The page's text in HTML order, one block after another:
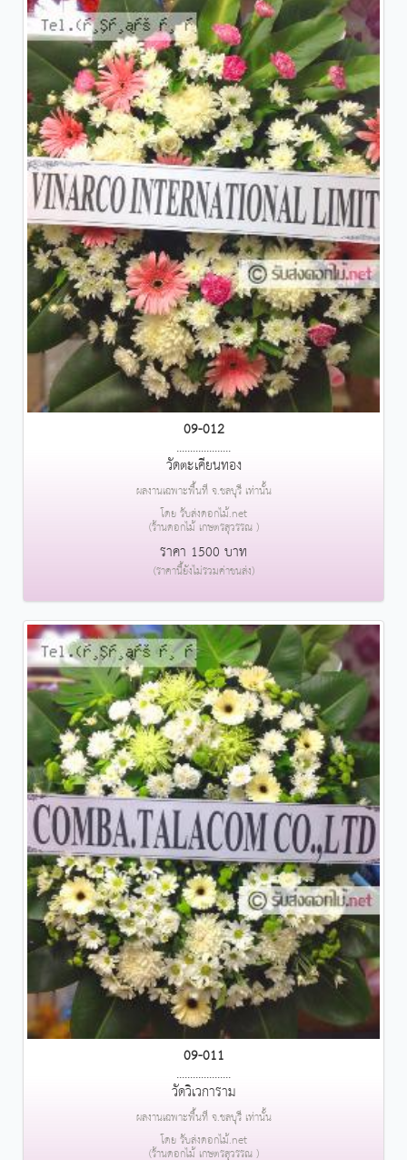
09-012
....................
วัดตะเคียนทอง
ผลงานเฉพาะพื้นที่ จ.ชลบุรี เท่านั้น
โดย รับส่งดอกไม้.net
(ร้านดอกไม้ เกษตรสุวรรณ )
ราคา 1500 บาท
(ราคานี้ยังไม่รวมค่าขนส่ง)
09-011
....................
วัดวิเวการาม
ผลงานเฉพาะพื้นที่ จ.ชลบุรี เท่านั้น
โดย รับส่งดอกไม้.net
(ร้านดอกไม้ เกษตรสุวรรณ )